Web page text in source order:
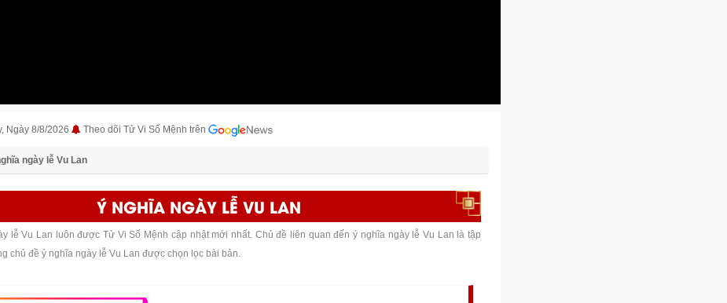
Ngày 8/8/2026 Theo dõi Tử Vi Số Mệnh trên
ngày lễ Vu Lan
Ý NGHĨA NGÀY LỄ VU LAN
lễ Vu Lan luôn được Tử Vi Số Mệnh cập nhật mới nhất. Chủ đề liên quan đến ý nghĩa ngày lễ Vu Lan là tập
chủ đề ý nghĩa ngày lễ Vu Lan được chọn lọc bài bản.